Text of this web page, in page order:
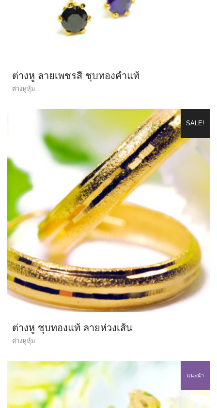
ต่างหู ลายเพชรสี ชุบทองคำแท้
ต่างหูหุ้ม
SALE!
ต่างหู ชุบทองแท้ ลายห่วงเส้น
ต่างหูหุ้ม
แนะนำ